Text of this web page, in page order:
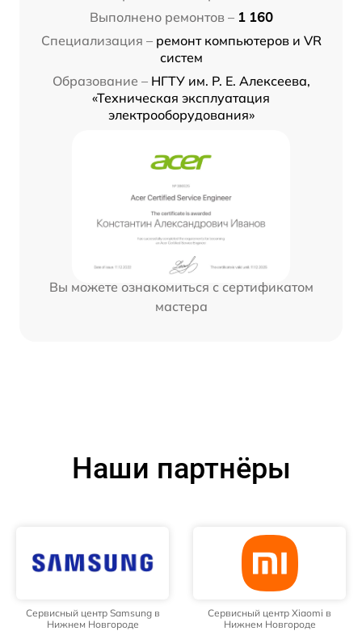
Выполнено ремонтов – 1 160
Специализация – ремонт компьютеров и VR
систем
Образование – НГТУ им. Р. Е. Алексеева,
«Техническая эксплуатация
электрооборудования»
Вы можете ознакомиться с сертификатом
мастера
Наши партнёры
Сервисный центр Samsung в
Нижнем Новгороде
Сервисный центр Xiaomi в
Нижнем Новгороде